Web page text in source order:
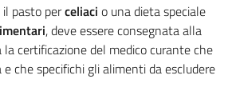
pasto perceliaci o una dieta speciale
, deve essere consegnata alla
certificazione del medico curante che
che specifichi gli alimenti da escludere